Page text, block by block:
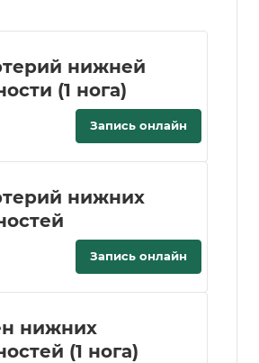
нижней
(1 нога)
Запись онлайн
нижних
Запись онлайн
нижних
(1 нога)